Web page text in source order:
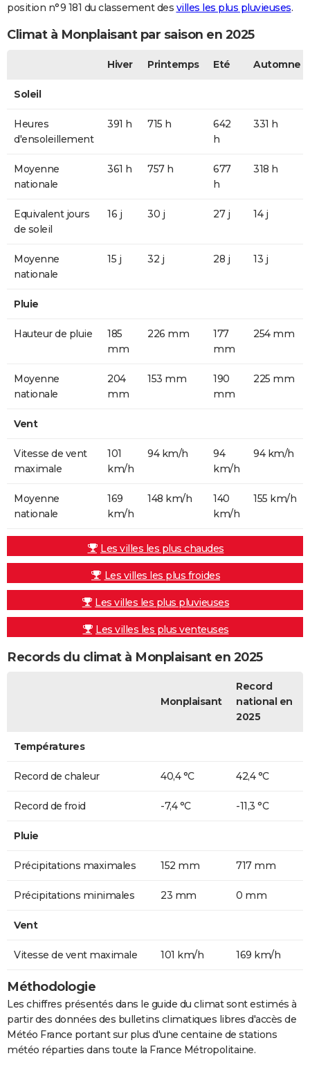
position n°9 181 du classement des villes les plus pluvieuses.
Climat à Monplaisant par saison en 2025
Hiver Printemps Eté Automne
Soleil
Heures
d'ensoleillement
391 h 715 h
642
h
331 h
Moyenne
nationale
361 h 757 h
677
h
318 h
Equivalent jours
de soleil
16 j 30 j 27 j 14 j
Moyenne
nationale
15 j 32 j 28 j 13 j
Pluie
Hauteur de pluie
185
mm
226 mm
177
mm
254 mm
Moyenne
nationale
204
mm
153 mm
190
mm
225 mm
Vent
Vitesse de vent
maximale
101
km/h
94 km/h
94
km/h
94 km/h
Moyenne
nationale
169
km/h
148 km/h
140
km/h
155 km/h
Les villes les plus chaudes
Les villes les plus froides
Les villes les plus pluvieuses
Les villes les plus venteuses
Records du climat à Monplaisant en 2025
Monplaisant
Record
national en
2025
Températures
Record de chaleur 40,4 °C 42,4 °C
Record de froid -7,4 °C -11,3 °C
Pluie
Précipitations maximales 152 mm 717 mm
Précipitations minimales 23 mm 0 mm
Vent
Vitesse de vent maximale 101 km/h 169 km/h
Méthodologie
Les chiffres présentés dans le guide du climat sont estimés à
partir des données des bulletins climatiques libres d'accès de
Météo France portant sur plus d'une centaine de stations
météo réparties dans toute la France Métropolitaine.